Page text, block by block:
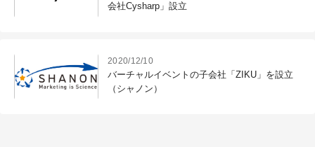
会社Cysharp」設立
2020/12/10
バーチャルイベントの子会社「ZIKU」を設立
（シャノン）